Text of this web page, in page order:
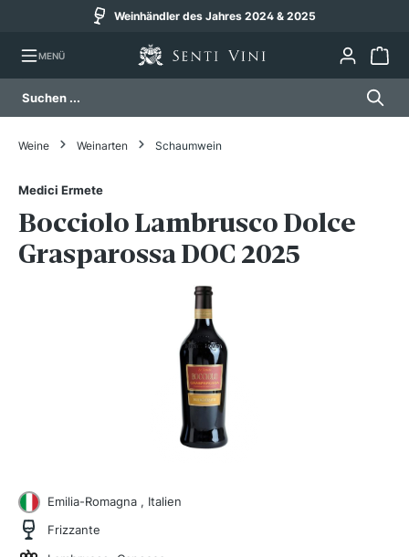
Weinhändler des Jahres 2024 & 2025
MENÜ
Bildergalerie überspringen
Weine Weinarten Schaumwein
Medici Ermete
Bocciolo Lambrusco Dolce
Grasparossa DOC 2025
Emilia-Romagna , Italien
Frizzante